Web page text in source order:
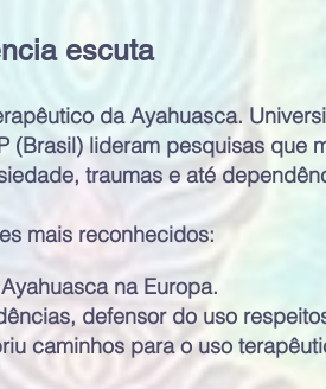
escuta
da Ayahuasca.
(Brasil) lideram pesquisas que
traumas e até
mais reconhecidos:
na Europa.
defensor do uso
caminhos para o uso